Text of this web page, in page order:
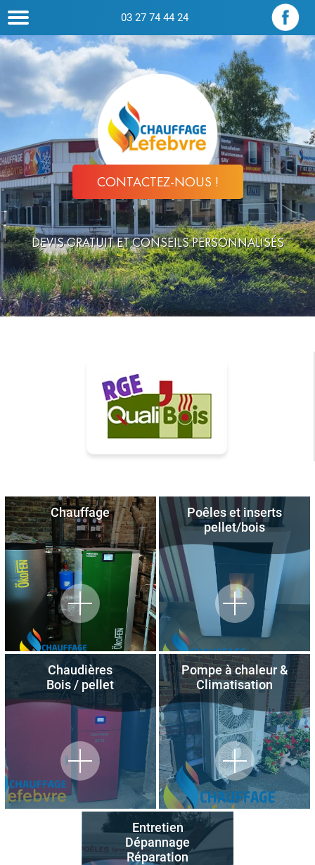
03 27 74 44 24
CONTACTEZ-NOUS !
DEVIS GRATUIT ET CONSEILS PERSONNALISÉS
Chauffage
Poêles et inserts
pellet/bois
Chaudières
Bois / pellet
Pompe à chaleur &
Climatisation
Entretien
Dépannage
Réparation